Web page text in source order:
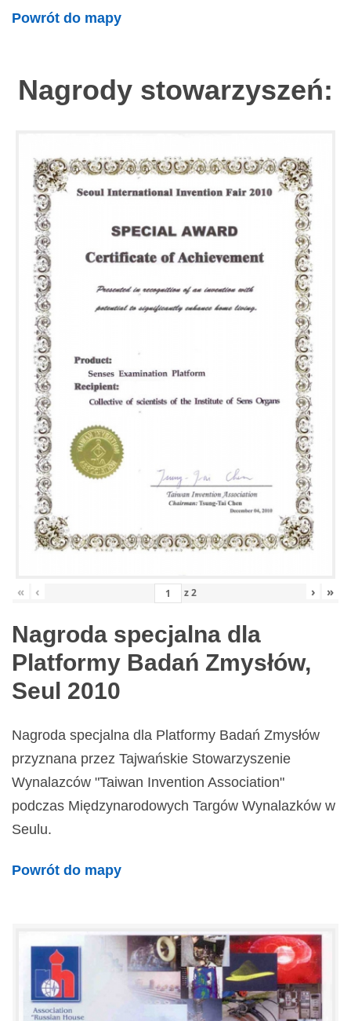
Powrót do mapy
Nagrody stowarzyszeń:
« ‹ z2 › »
Nagroda specjalna dla
Platformy Badań Zmysłów,
Seul 2010
Nagroda specjalna dla Platformy Badań Zmysłów
przyznana przez Tajwańskie Stowarzyszenie
Wynalazców "Taiwan Invention Association"
podczas Międzynarodowych Targów Wynalazków w
Seulu.
Powrót do mapy